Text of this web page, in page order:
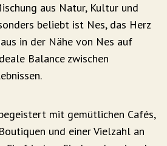
aus Natur, Kultur und
beliebt ist Nes, das Herz
in der Nähe von Nes auf
Balance zwischen
mit gemütlichen Cafés,
und einer Vielzahl an